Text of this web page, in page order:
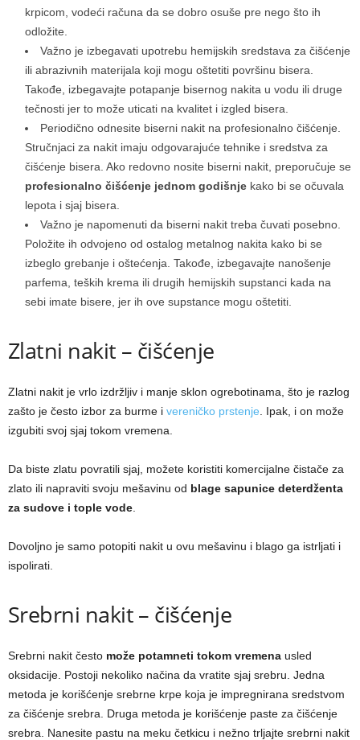
krpicom, vodeći računa da se dobro osuše pre nego što ih
odložite.
Važno je izbegavati upotrebu hemijskih sredstava za čišćenje
ili abrazivnih materijala koji mogu oštetiti površinu bisera.
Takođe, izbegavajte potapanje bisernog nakita u vodu ili druge
tečnosti jer to može uticati na kvalitet i izgled bisera.
Periodično odnesite biserni nakit na profesionalno čišćenje.
Stručnjaci za nakit imaju odgovarajuće tehnike i sredstva za
čišćenje bisera. Ako redovno nosite biserni nakit, preporučuje se
profesionalno čišćenje jednom godišnje kako bi se očuvala
lepota i sjaj bisera.
Važno je napomenuti da biserni nakit treba čuvati posebno.
Položite ih odvojeno od ostalog metalnog nakita kako bi se
izbeglo grebanje i oštećenja. Takođe, izbegavajte nanošenje
parfema, teških krema ili drugih hemijskih supstanci kada na
sebi imate bisere, jer ih ove supstance mogu oštetiti.
Zlatni nakit – čišćenje
Zlatni nakit je vrlo izdržljiv i manje sklon ogrebotinama, što je razlog
zašto je često izbor za burme i vereničko prstenje . Ipak, i on može
izgubiti svoj sjaj tokom vremena.
Da biste zlatu povratili sjaj, možete koristiti komercijalne čistače za
zlato ili napraviti svoju mešavinu od blage sapunice deterdženta
za sudove i tople vode
Dovoljno je samo potopiti nakit u ovu mešavinu i blago ga istrljati i
ispolirati.
Srebrni nakit – čišćenje
Srebrni nakit često može potamneti tokom vremena usled
oksidacije. Postoji nekoliko načina da vratite sjaj srebru. Jedna
metoda je korišćenje srebrne krpe koja je impregnirana sredstvom
za čišćenje srebra. Druga metoda je korišćenje paste za čišćenje
srebra. Nanesite pastu na meku četkicu i nežno trljajte srebrni nakit